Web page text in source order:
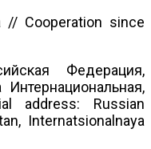
// Cooperation since
Федерация,
Интернациональная,
address: Russian
Internatsionalnaya